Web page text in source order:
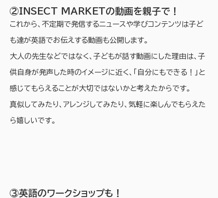
②INSECT MARKETの動画を親子で！
これから、不定期で発信するニュースや学びコンテンツは子ど
も達が英語でお伝えする動画も公開します。
大人の先生などではなく、子どもが話す動画にした理由は、子
供自身が発声した時のイメージに近く、「自分にもできる！」と
感じてもらえることが大切ではないかと考えたからです。
真似してみたり、アレンジしてみたり、気軽に楽しんでもらえた
ら嬉しいです。
③英語のワークショップも！